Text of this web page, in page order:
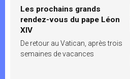
Les prochains grands
rendez-vous du pape Léon
XIV
De retour au Vatican, après trois
semaines de vacances